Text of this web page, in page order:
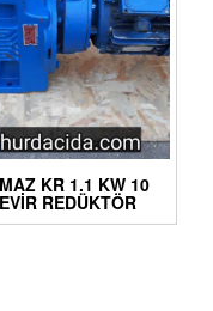
KR 1.1 KW 10
REDÜKTÖR